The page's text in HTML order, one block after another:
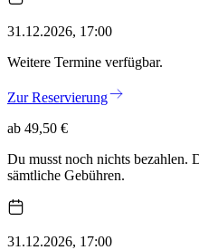
31.12.2026, 17:00
Weitere Termine verfügbar.
Zur Reservierung
ab 49,50 €
Du musst noch nichts bezahlen.
sämtliche Gebühren.
31.12.2026, 17:00